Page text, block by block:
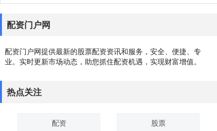
配资门户网
配资门户网提供最新的股票配资资讯和服务，安全、便捷、专
业。实时更新市场动态，助您抓住配资机遇，实现财富增值。
热点关注
配资 股票